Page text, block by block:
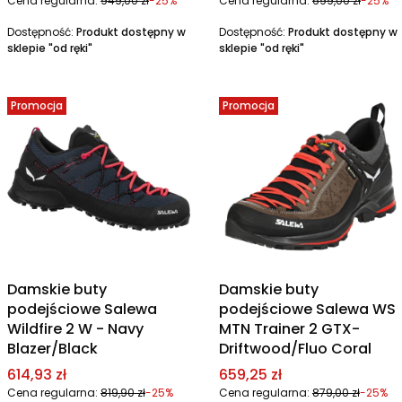
Dostępność: Produkt dostępny w
sklepie "od ręki"
Dostępność: Produkt dostępny w
sklepie "od ręki"
Promocja
Damskie buty
podejściowe Salewa
Wildfire 2 W - Navy
Blazer/Black
Cena promocyjna
614,93 zł
Cena regularna: 819,90 zł-25%
Promocja
Damskie buty
podejściowe Salewa WS
MTN Trainer 2 GTX-
Driftwood/Fluo Coral
Cena promocyjna
659,25 zł
Cena regularna: 879,00 zł-25%